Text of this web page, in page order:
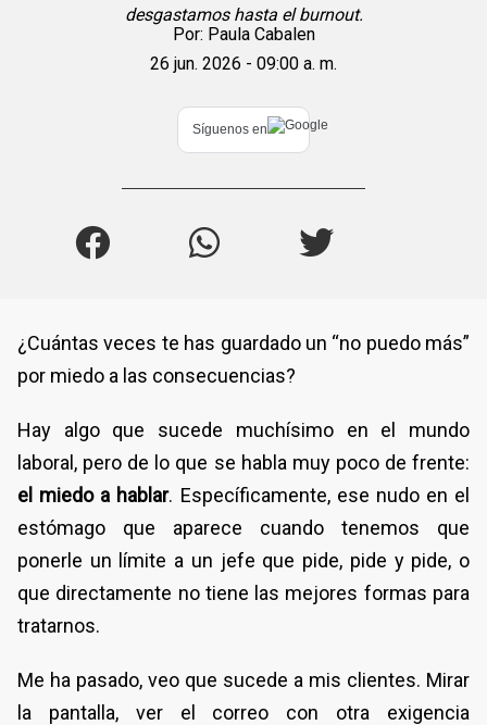
desgastamos hasta el burnout.
Por: Paula Cabalen
26 jun. 2026 - 09:00 a. m.
Síguenos en
¿Cuántas veces te has guardado un “no puedo más”
por miedo a las consecuencias?
Hay algo que sucede muchísimo en el mundo
laboral, pero de lo que se habla muy poco de frente:
el miedo a hablar. Específicamente, ese nudo en el
estómago que aparece cuando tenemos que
ponerle un límite a un jefe que pide, pide y pide, o
que directamente no tiene las mejores formas para
tratarnos.
Me ha pasado, veo que sucede a mis clientes. Mirar
la pantalla, ver el correo con otra exigencia